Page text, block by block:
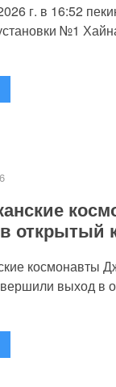
г. в 16:52
№1
открытый
космонавты
выход в